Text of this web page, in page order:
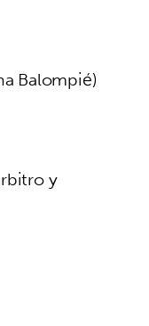
Balompié)
y